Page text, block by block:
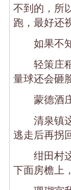
不到的，所
跑，最好还
如果不知
轻策庄稻
量球还会砸
蒙德酒庄
清泉镇这
逃走后再拐
绀田村这
下面房檐上